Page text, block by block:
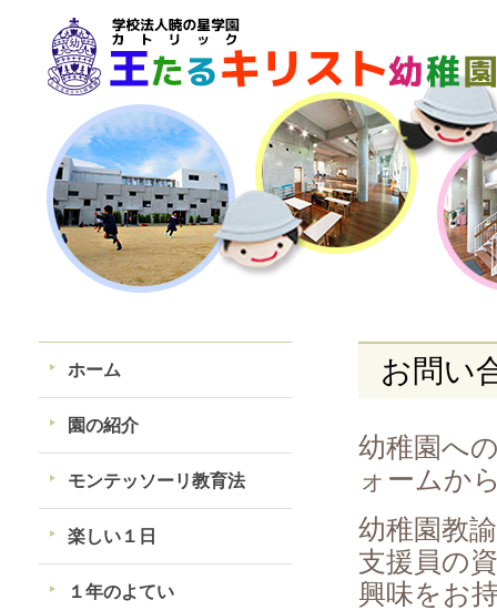
ホーム
園の紹介
モンテッソーリ教育法
楽しい１日
１年のよてい
お問い
幼稚園へ
ォームか
幼稚園教
支援員の
興味をお